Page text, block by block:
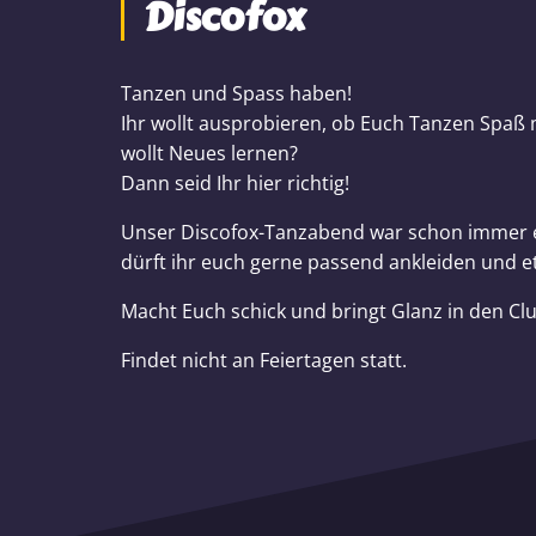
Discofox
Tanzen und Spass haben!
Ihr wollt ausprobieren, ob Euch Tanzen
wollt Neues lernen?
Dann seid Ihr hier richtig!
Unser Discofox-Tanzabend war schon
dürft ihr euch gerne passend ankleiden und
Macht Euch schick und bringt Glanz in den
Findet nicht an Feiertagen statt.